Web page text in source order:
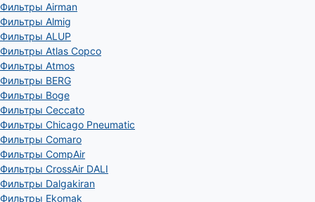
Фильтры Airman
Фильтры Almig
Фильтры ALUP
Фильтры Atlas Copco
Фильтры Atmos
Фильтры BERG
Фильтры Boge
Фильтры Ceccato
Фильтры Chicago Pneumatic
Фильтры Comaro
Фильтры CompAir
Фильтры CrossAir DALI
Фильтры Dalgakiran
Фильтры Ekomak